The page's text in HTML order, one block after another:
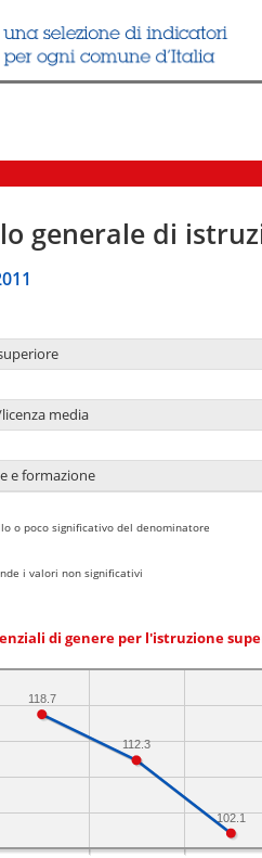
generale di
media
e formazione
o poco significativo del denominatore
i valori non significativi
di genere per l'istruzione
102.1
112.3
118.7